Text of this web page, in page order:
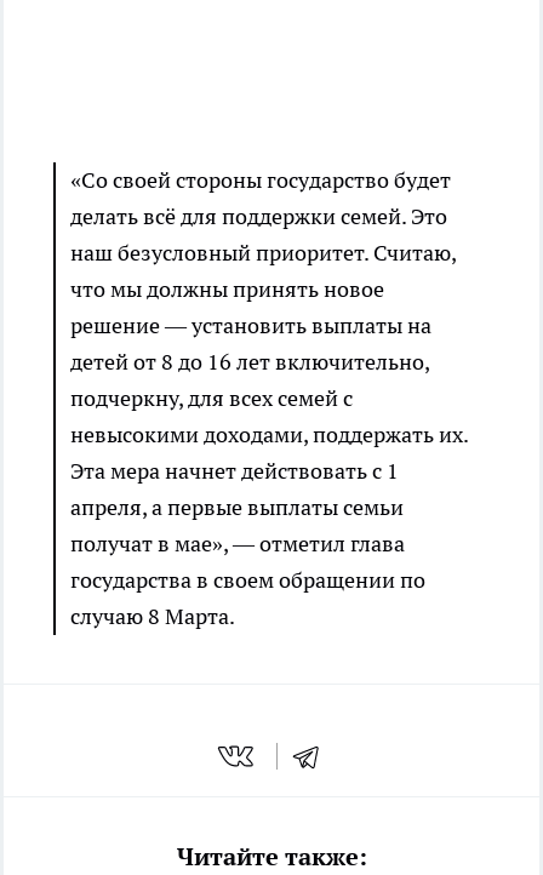
«Со своей стороны государство будет
делать всё для поддержки семей. Это
наш безусловный приоритет. Считаю,
что мы должны принять новое
решение — установить выплаты на
детей от 8 до 16 лет включительно,
подчеркну, для всех семей с
невысокими доходами, поддержать их.
Эта мера начнет действовать с 1
апреля, а первые выплаты семьи
получат в мае», — отметил глава
государства в своем обращении по
случаю 8 Марта.
Читайте также: